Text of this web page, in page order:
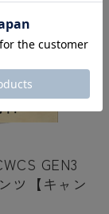
GEN3
ツ【キャン